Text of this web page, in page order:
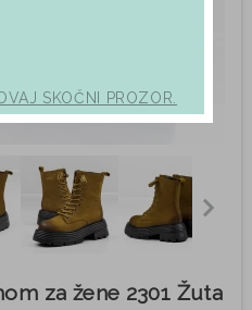
za žene 2301 Žuta
SKOČNI PROZOR.